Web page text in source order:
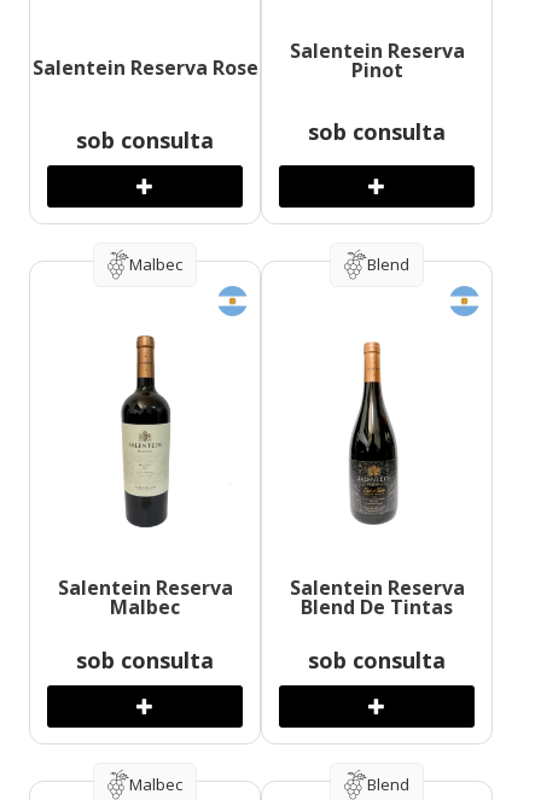
Salentein Reserva Rose
sob consulta
Salentein Reserva
Pinot
sob consulta
Malbec
Salentein Reserva
Malbec
sob consulta
Blend
Salentein Reserva
Blend De Tintas
sob consulta
Malbec Blend